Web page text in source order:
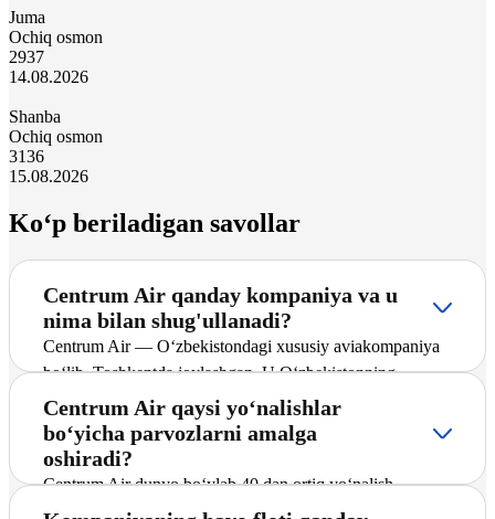
Juma
Ochiq osmon
2937
14.08.2026
Shanba
Ochiq osmon
3136
15.08.2026
Ko‘p beriladigan savollar
Centrum Air qanday kompaniya va u
nima bilan shug'ullanadi?
Centrum Air — O‘zbekistondagi xususiy aviakompaniya
bo‘lib, Toshkentda joylashgan. U O‘zbekistonning
yetakchi tashuvchilaridan biri hisoblanadi hamda
yo‘lovchilarga xalqaro va ichki yo‘nalishlar bo‘yicha,
jumladan Samara – Sharm al-Shayk yo‘nalishida
muntazam va charter reyslarni taklif etadi. Kompaniya
Centrum Air qaysi yo‘nalishlar
bo‘yicha parvozlarni amalga
oshiradi?
Centrum Air dunyo bo‘ylab 40 dan ortiq yo‘nalish
bo‘yicha reyslarni amalga oshiradi. Ularning asosiylari